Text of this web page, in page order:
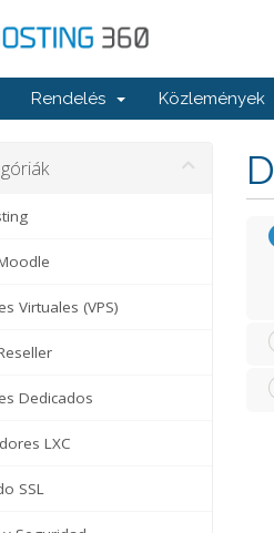
Rendelés Közlemények
Virtuales (VPS)
Dedicados
LXC
SSL